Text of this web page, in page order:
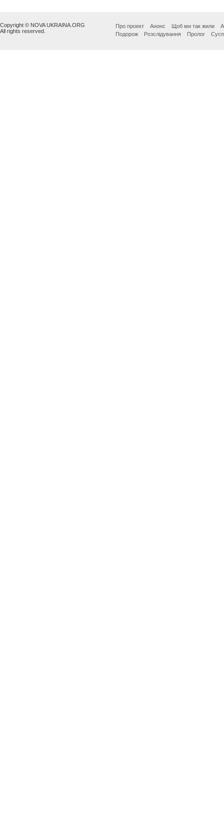
Copyright © NOVA UKRAINA.ORG
All rights reserved.
Про проект Анонс Щоб ми так жили
Подорож
Розслідування Пролог